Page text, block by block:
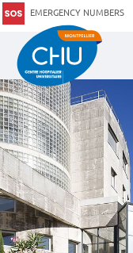
EMERGENCY NUMBERS